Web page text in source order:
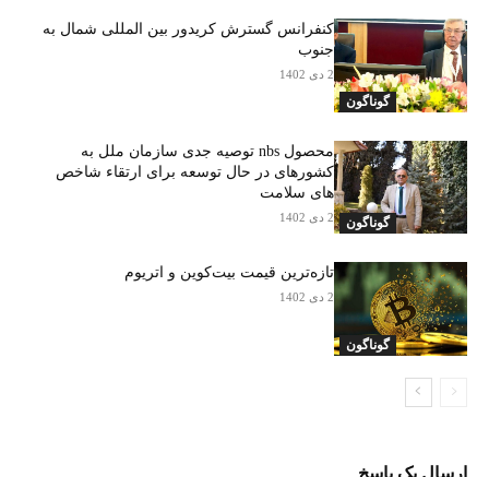
گوناگون
کنفرانس گسترش کریدور بین المللی شمال به
جنوب
2 دی 1402
گوناگون
محصول nbs توصیه جدی سازمان ملل به
کشورهای در حال توسعه برای ارتقاء شاخص
های سلامت
2 دی 1402
گوناگون
تازه‌ترین قیمت بیت‌کوین و اتریوم
2 دی 1402
ارسال یک پاسخ